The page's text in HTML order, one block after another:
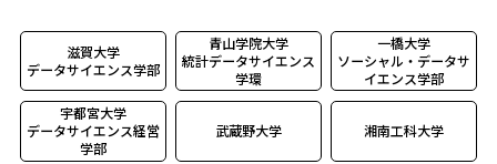
滋賀大学
データサイエンス学部
青山学院大学
統計データサイエンス
学環
一橋大学
ソーシャル・データサ
イエンス学部
宇都宮大学
データサイエンス経営
学部
武蔵野大学 湘南工科大学